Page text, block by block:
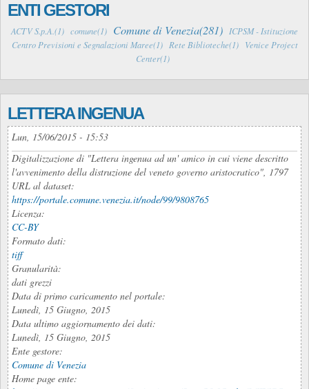
ENTI GESTORI
ACTV S.p.A.(1) comune(1) Comune di Venezia(281)
ICPSM - Istituzione
Centro Previsioni e Segnalazioni Maree(1)
Rete Biblioteche(1)
Venice Project
Center(1)
LETTERA INGENUA
Lun, 15/06/2015 - 15:53
Digitalizzazione di "Lettera ingenua ad un' amico in cui viene descritto
l'avvenimento della distruzione del veneto governo aristocratico", 1797
URL al dataset:
https://portale.comune.venezia.it/node/99/9808765
Licenza:
CC-BY
Formato dati:
tiff
Granularità:
dati grezzi
Data di primo caricamento nel portale:
Lunedì, 15 Giugno, 2015
Data ultimo aggiornamento dei dati:
Lunedì, 15 Giugno, 2015
Ente gestore:
Comune di Venezia
Home page ente: